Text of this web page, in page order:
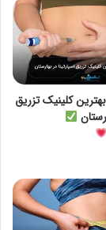
تا از بهترین کلینیک تزریق